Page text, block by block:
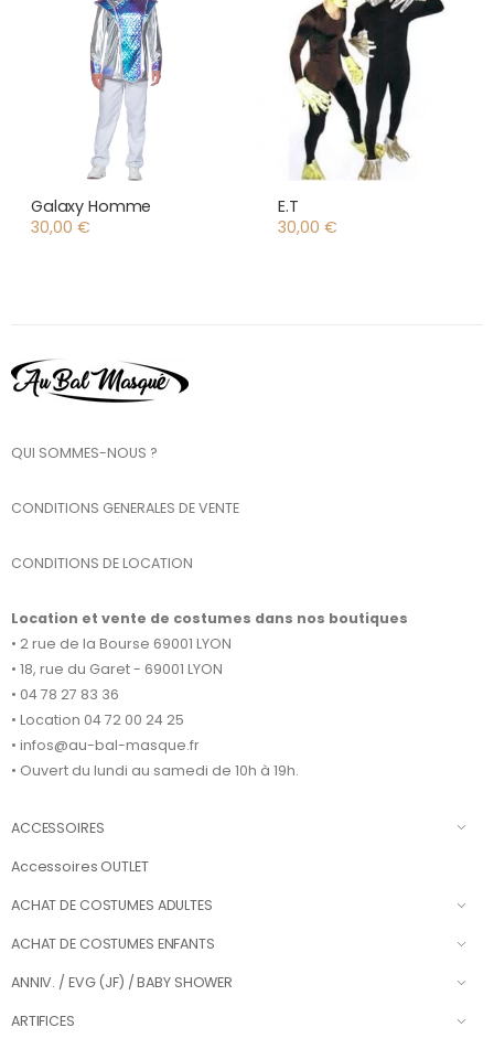
Galaxy Homme
30,00 €
E.T
30,00 €
QUI SOMMES-NOUS ?
CONDITIONS GENERALES DE VENTE
CONDITIONS DE LOCATION
Location et vente de costumes dans nos boutiques
• 2 rue de la Bourse 69001 LYON
• 18, rue du Garet - 69001 LYON
• 04 78 27 83 36
• Location 04 72 00 24 25
• infos@au-bal-masque.fr
• Ouvert du lundi au samedi de 10h à 19h.
ACCESSOIRES
Accessoires OUTLET
ACHAT DE COSTUMES ADULTES
ACHAT DE COSTUMES ENFANTS
ANNIV. / EVG (JF) / BABY SHOWER
ARTIFICES